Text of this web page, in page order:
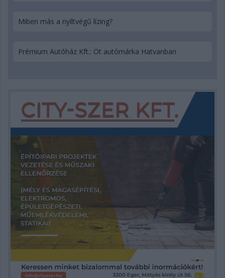
Miben más a nyíltvégű lízing?
Prémium Autóház Kft.: Öt autómárka Hatvanban